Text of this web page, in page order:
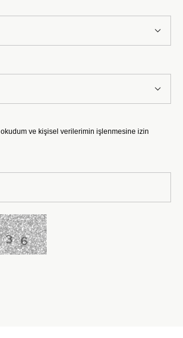
okudum ve kişisel verilerimin işlenmesine izin